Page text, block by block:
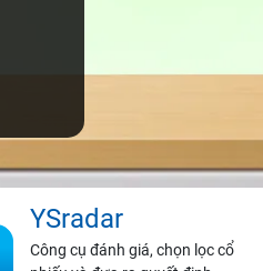
YSradar
Công cụ đánh giá, chọn lọc cổ